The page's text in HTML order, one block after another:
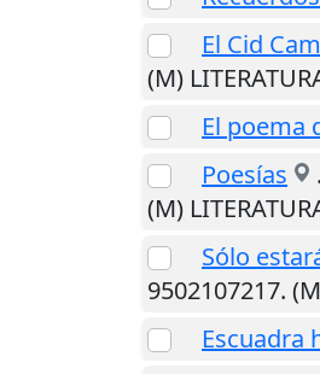
El Cid
(M)
El poema
Poesías
.
(M)
Sólo
9502107217.
Escuadra